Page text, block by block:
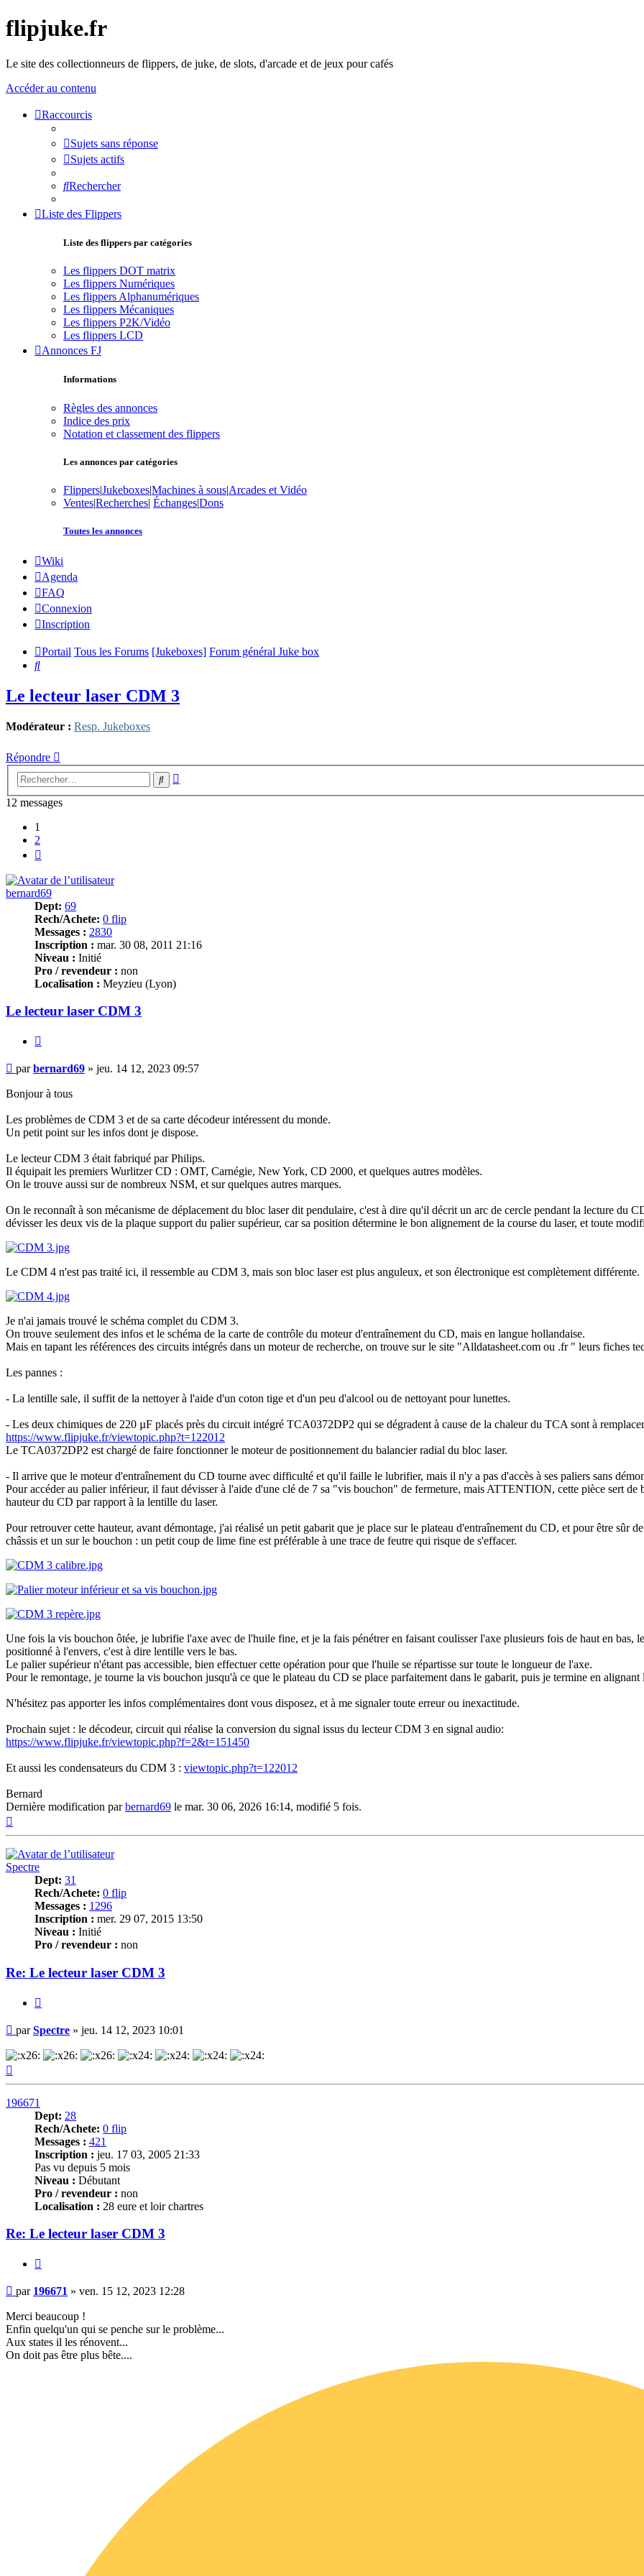
flipjuke.fr
Le site des collectionneurs de flippers, de juke, de slots, d'arcade et de jeux pour cafés
Accéder au contenu
Raccourcis
Sujets sans réponse
Sujets actifs
Rechercher
Liste des Flippers
Liste des flippers par catégories
Les flippers DOT matrix
Les flippers Numériques
Les flippers Alphanumériques
Les flippers Mécaniques
Les flippers P2K/Vidéo
Les flippers LCD
Annonces FJ
Informations
Règles des annonces
Indice des prix
Notation et classement des flippers
Les annonces par catégories
Flippers|Jukeboxes|Machines à sous|Arcades et Vidéo
Ventes|Recherches| Échanges|Dons
Toutes les annonces
Wiki
Agenda
FAQ
Connexion
Inscription
Portail Tous les Forums [Jukeboxes] Forum général Juke box
Rechercher
Le lecteur laser CDM 3
Modérateur : Resp. Jukeboxes
Répondre
Rechercher
12 messages
1
2
bernard69
Dept: 69
Rech/Achete: 0 flip
Messages : 2830
Inscription : mar. 30 08, 2011 21:16
Niveau : Initié
Pro / revendeur : non
Localisation : Meyzieu (Lyon)
Le lecteur laser CDM 3
Message
parbernard69 » jeu. 14 12, 2023 09:57
Bonjour à tous
Les problèmes de CDM 3 et de sa carte décodeur intéressent du monde.
Un petit point sur les infos dont je dispose.
Le lecteur CDM 3 était fabriqué par Philips.
Il équipait les premiers Wurlitzer CD : OMT, Carnégie, New York, CD 2000, et quelques autres modèles.
On le trouve aussi sur de nombreux NSM, et sur quelques autres marques.
On le reconnaît à son mécanisme de déplacement du bloc laser dit pendulaire, c'est à dire qu'il décrit un arc de cercle pendant la lecture du
dévisser les deux vis de la plaque support du palier supérieur, car sa position détermine le bon alignement de la course du laser, et toute
Le CDM 4 n'est pas traité ici, il ressemble au CDM 3, mais son bloc laser est plus anguleux, et son électronique est complètement différente.
Je n'ai jamais trouvé le schéma complet du CDM 3.
On trouve seulement des infos et le schéma de la carte de contrôle du moteur d'entraînement du CD, mais en langue hollandaise.
Mais en tapant les références des circuits intégrés dans un moteur de recherche, on trouve sur le site "Alldatasheet.com ou .fr " leurs fiches
Les pannes :
- La lentille sale, il suffit de la nettoyer à l'aide d'un coton tige et d'un peu d'alcool ou de nettoyant pour lunettes.
- Les deux chimiques de 220 µF placés près du circuit intégré TCA0372DP2 qui se dégradent à cause de la chaleur du TCA sont à
https://www.flipjuke.fr/viewtopic.php?t=122012
Le TCA0372DP2 est chargé de faire fonctionner le moteur de positionnement du balancier radial du bloc laser.
- Il arrive que le moteur d'entraînement du CD tourne avec difficulté et qu'il faille le lubrifier, mais il n'y a pas d'accès à ses paliers sans
Pour accéder au palier inférieur, il faut dévisser à l'aide d'une clé de 7 sa "vis bouchon" de fermeture, mais ATTENTION, cette pièce sert de
hauteur du CD par rapport à la lentille du laser.
Pour retrouver cette hauteur, avant démontage, j'ai réalisé un petit gabarit que je place sur le plateau d'entraînement du CD, et pour être sûr
châssis et un sur le bouchon : un petit coup de lime fine est préférable à une trace de feutre qui risque de s'effacer.
Une fois la vis bouchon ôtée, je lubrifie l'axe avec de l'huile fine, et je la fais pénétrer en faisant coulisser l'axe plusieurs fois de haut en bas,
positionné à l'envers, c'est à dire lentille vers le bas.
Le palier supérieur n'étant pas accessible, bien effectuer cette opération pour que l'huile se répartisse sur toute le longueur de l'axe.
Pour le remontage, je tourne la vis bouchon jusqu'à ce que le plateau du CD se place parfaitement dans le gabarit, puis je termine en
N'hésitez pas apporter les infos complémentaires dont vous disposez, et à me signaler toute erreur ou inexactitude.
Prochain sujet : le décodeur, circuit qui réalise la conversion du signal issus du lecteur CDM 3 en signal audio:
https://www.flipjuke.fr/viewtopic.php?f=2&t=151450
Et aussi les condensateurs du CDM 3 : viewtopic.php?t=122012
Bernard
Dernière modification parbernard69 le mar. 30 06, 2026 16:14, modifié 5 fois.
Spectre
Dept: 31
Rech/Achete: 0 flip
Messages : 1296
Inscription : mer. 29 07, 2015 13:50
Niveau : Initié
Pro / revendeur : non
Re: Le lecteur laser CDM 3
Message
parSpectre » jeu. 14 12, 2023 10:01
196671
Dept: 28
Rech/Achete: 0 flip
Messages : 421
Inscription : jeu. 17 03, 2005 21:33
Pas vu depuis 5 mois
Niveau : Débutant
Pro / revendeur : non
Localisation : 28 eure et loir chartres
Re: Le lecteur laser CDM 3
Message
par 196671 » ven. 15 12, 2023 12:28
Merci beaucoup !
Enfin quelqu'un qui se penche sur le problème...
Aux states il les rénovent...
On doit pas être plus bête....